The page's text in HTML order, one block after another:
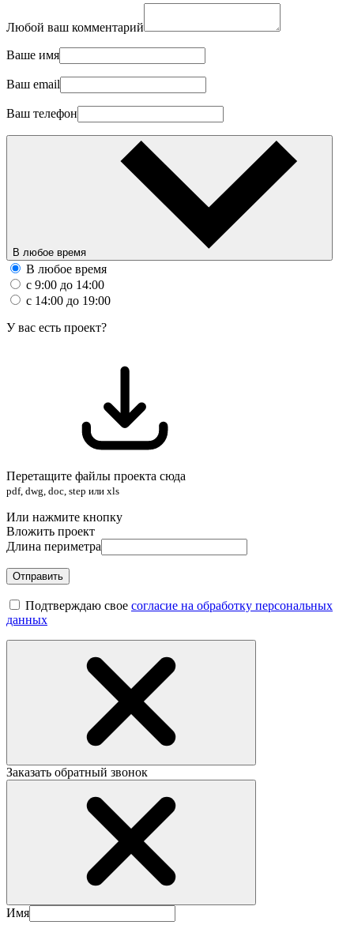
Любой ваш комментарий
Ваше имя
Ваш email
Ваш телефон
В любое время
В любое время
с 9:00 до 14:00
с 14:00 до 19:00
У вас есть проект?
Перетащите файлы проекта сюда
pdf, dwg, doc, step или xls
Или нажмите кнопку
Вложить проект
Длина периметра
Отправить
Подтверждаю свое согласие на обработку персональных
данных
Заказать обратный звонок
Имя